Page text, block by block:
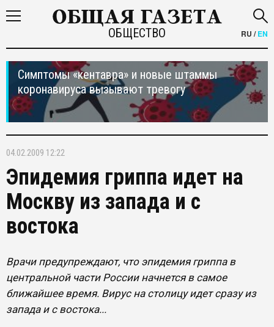
ОБЩЕСТВО RU /EN
Симптомы «кентавра» и новые штаммы
коронавируса вызывают тревогу
04.02.2009 12:22
Эпидемия гриппа идет на
Москву из запада и с
востока
Врачи предупреждают, что эпидемия гриппа в
центральной части России начнется в самое
ближайшее время. Вирус на столицу идет сразу из
запада и с востока...